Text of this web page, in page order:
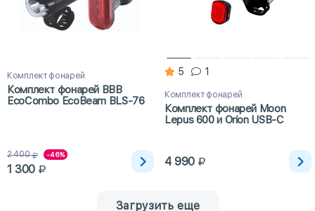
Комплект фонарей
Комплект фонарей BBB
EcoCombo EcoBeam BLS-76
2 400 -46%
1 300
5 1
Комплект фонарей
Комплект фонарей Moon
Lepus 600 и Orion USB-C
4 990
Загрузить еще